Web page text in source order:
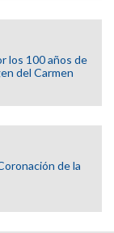
los 100 años de
del Carmen
de la